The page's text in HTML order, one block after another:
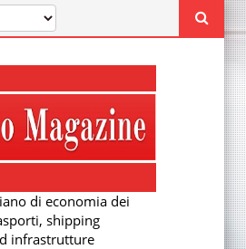
di economia dei
shipping
infrastrutture